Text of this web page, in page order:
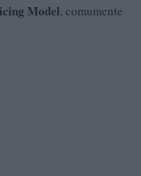
Model, comumente